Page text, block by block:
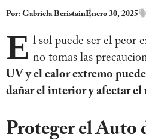
Por: Gabriela BeristainEnero 30, 2025
E l sol puede ser el peor
no tomas las
UV y el calor extremo
dañar el interior y afectar
Proteger el Auto